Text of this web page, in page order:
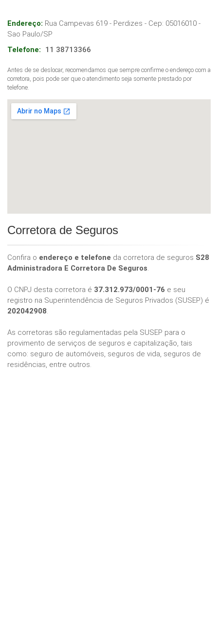
Endereço: Rua Campevas 619 - Perdizes - Cep: 05016010 -
Sao Paulo/SP
Telefone:
11 38713366
Antes de se deslocar, recomendamos que sempre confirme o endereço com a
corretora, pois pode ser que o atendimento seja somente prestado por
telefone.
Corretora de Seguros
Confira o endereço e telefone da corretora de seguros S28
Administradora E Corretora De Seguros.
O CNPJ desta corretora é 37.312.973/0001-76 e seu
registro na Superintendência de Seguros Privados (SUSEP) é
202042908.
As corretoras são regulamentadas pela SUSEP para o
provimento de serviços de seguros e capitalização, tais
como: seguro de automóveis, seguros de vida, seguros de
residências, entre outros.